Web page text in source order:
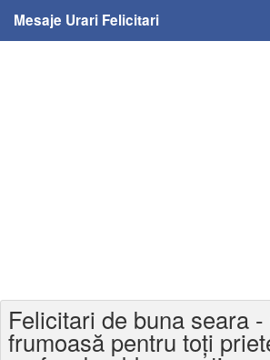
Mesaje Urari Felicitari
Felicitari varsta
Felicitari de buna seara
frumoasă pentru toți